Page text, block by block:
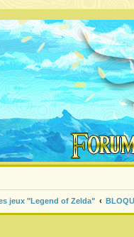
jeux "Legend of Zelda"